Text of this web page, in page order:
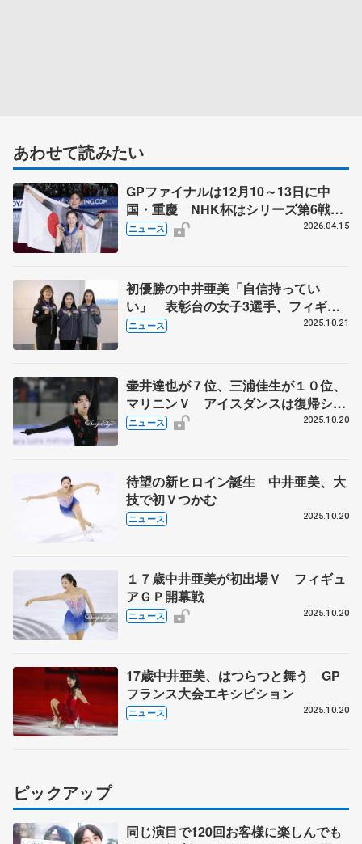
あわせて読みたい
GPファイナルは12月10～13日に中
国・重慶 NHK杯はシリーズ第6戦、
11月27～29日に東京 2026～27年シ
ニュース 2026.04.15
初優勝の中井亜美「自信持ってい
い」 表彰台の女子3選手、フィギュ
アGP・フランス大会から帰国
ニュース 2025.10.21
壷井達也が７位、三浦佳生が１０位、
マリニンＶ アイスダンスは復帰シゼ
ロンのカップル逆転優勝 ＧＰ開幕戦
ニュース 2025.10.20
待望の新ヒロイン誕生 中井亜美、大
技で初Ｖつかむ
ニュース 2025.10.20
１７歳中井亜美が初出場Ｖ フィギュ
アＧＰ開幕戦
ニュース 2025.10.20
17歳中井亜美、はつらつと舞う GP
フランス大会エキシビション
ニュース 2025.10.20
ピックアップ
同じ演目で120回お客様に楽しんでも